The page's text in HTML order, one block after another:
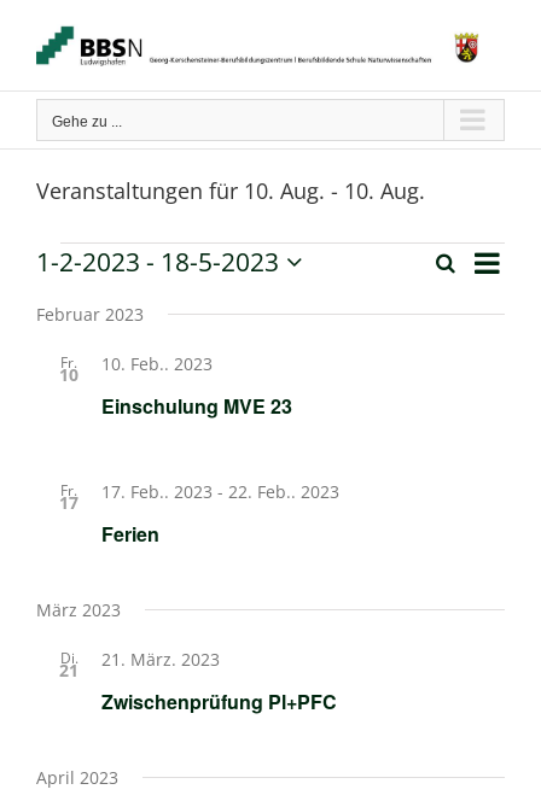
springen
Gehe zu ...
Veranstaltungen für 10. Aug. - 10. Aug.
Veranstaltungen Suche
Liste
1-2-2023 - 18-5-2023
wählen.
Februar 2023
Fr.
10
Einschulung MVE 23
10. Feb.. 2023
Fr.
17
Ferien
17. Feb.. 2023 - 22. Feb.. 2023
März 2023
Di.
21
Zwischenprüfung Pl+PFC
21. März. 2023
April 2023